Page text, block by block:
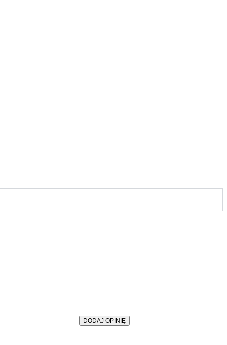
2/3 miesiące. Jest to naturalna właściwość wszystkich
DODAJ OPINIĘ